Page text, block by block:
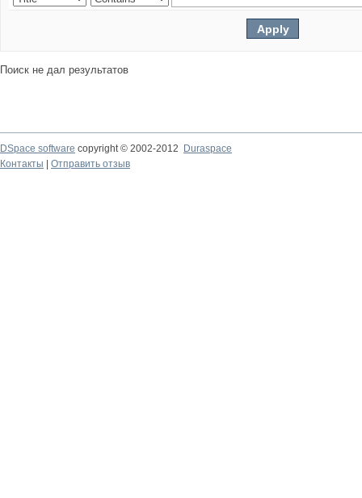
Поиск не дал результатов
DSpace software copyright © 2002-2012
Duraspace
Контакты
Отправить отзыв